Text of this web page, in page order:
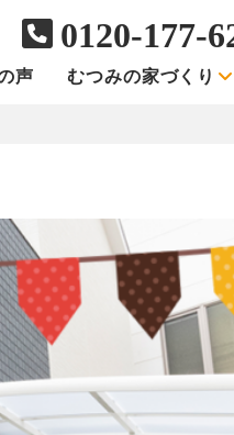
0120-177-
声 むつみの家づくり